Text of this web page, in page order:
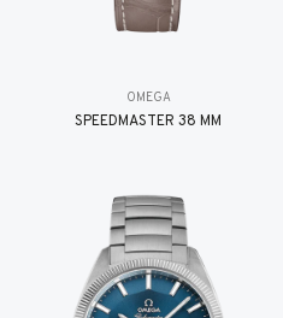
OMEGA
SPEEDMASTER 38 MM